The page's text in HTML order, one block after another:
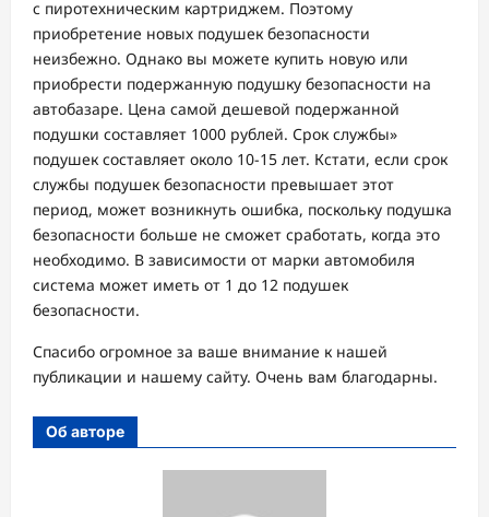
с пиротехническим картриджем. Поэтому
приобретение новых подушек безопасности
неизбежно. Однако вы можете купить новую или
приобрести подержанную подушку безопасности на
автобазаре. Цена самой дешевой подержанной
подушки составляет 1000 рублей. Срок службы»
подушек составляет около 10-15 лет. Кстати, если срок
службы подушек безопасности превышает этот
период, может возникнуть ошибка, поскольку подушка
безопасности больше не сможет сработать, когда это
необходимо. В зависимости от марки автомобиля
система может иметь от 1 до 12 подушек
безопасности.
Спасибо огромное за ваше внимание к нашей
публикации и нашему сайту. Очень вам благодарны.
Об авторе